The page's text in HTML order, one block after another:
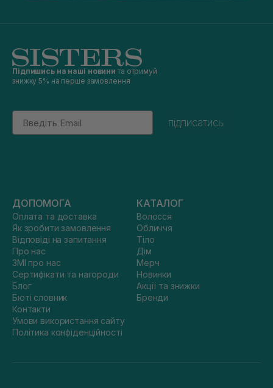
Підпишись на наші новини та отримуй
знижку 5% на перше замовлення
Email
підписатись
ДОПОМОГА
Оплата та доставка
Як зробити замовлення
Відповіді на запитання
Про нас
ЗМІ про нас
Сертифікати та нагороди
Блог
Бюті словник
Контакти
Умови використання сайту
Політика конфіденційності
КАТАЛОГ
Волосся
Обличчя
Тіло
Дім
Мерч
Новинки
Акції та знижки
Бренди